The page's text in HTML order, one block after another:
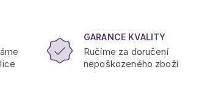
GARANCE KVALITY
Ručíme za doručení
nepoškozeného zboží